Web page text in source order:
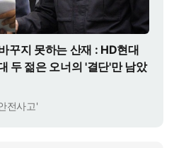
꾸지 못하는 산재 : HD현대
두 젊은 오너의 '결단'만 남았
전사고'